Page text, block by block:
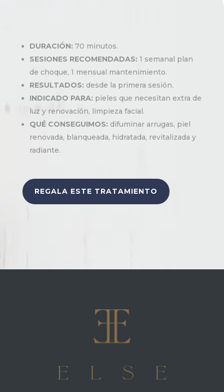
DURACIÓN: 70 minutos.
SESIONES RECOMENDADAS: 1 semanal plan
de choque, 1 mensual mantenimiento.
RESULTADOS: desde la primera sesión.
INDICADO PARA: pieles que necesitan extra de
luz y renovación, limpieza facial.
QUÉ CONSEGUIMOS: difuminar arrugas, piel
renovada, blanqueada, hidratada, revitalizada y
radiante.
REGALA ESTE TRATAMIENTO